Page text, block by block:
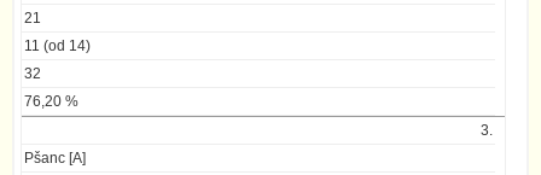
21
11 (od 14)
32
76,20 %
3.
Pšanc [A]